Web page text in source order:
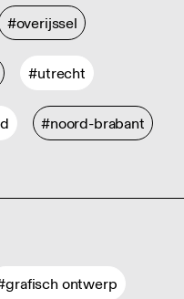
#overijssel
#utrecht
#noord-brabant
ontwerp